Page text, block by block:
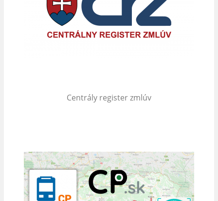
Centrály register zmlúv